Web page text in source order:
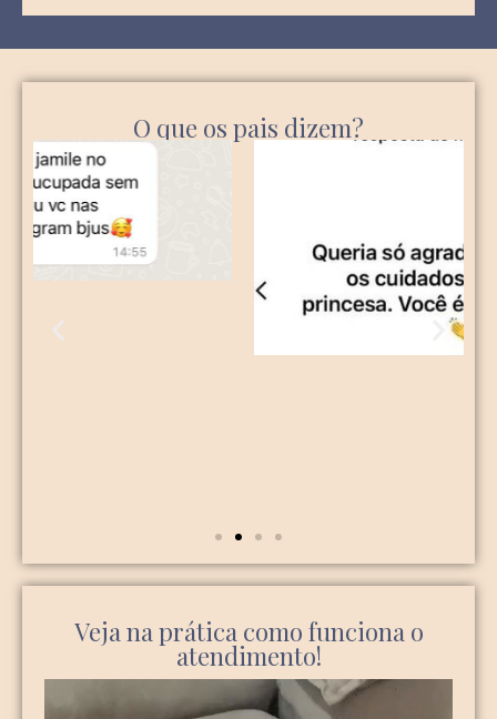
O que os pais dizem?
Veja na prática como funciona o
atendimento!